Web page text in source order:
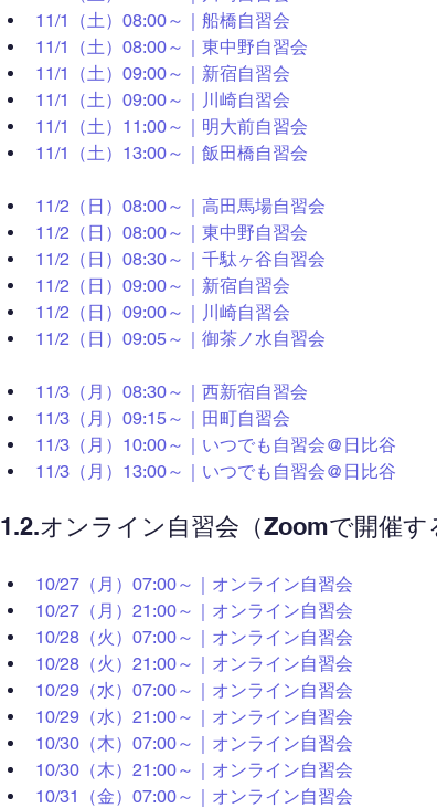
11/1（土）08:00～｜船橋自習会
11/1（土）08:00～｜東中野自習会
11/1（土）09:00～｜新宿自習会
11/1（土）09:00～｜川崎自習会
11/1（土）11:00～｜明大前自習会
11/1（土）13:00～｜飯田橋自習会
11/2（日）08:00～｜高田馬場自習会
11/2（日）08:00～｜東中野自習会
11/2（日）08:30～｜千駄ヶ谷自習会
11/2（日）09:00～｜新宿自習会
11/2（日）09:00～｜川崎自習会
11/2（日）09:05～｜御茶ノ水自習会
11/3（月）08:30～｜西新宿自習会
11/3（月）09:15～｜田町自習会
11/3（月）10:00～｜いつでも自習会@日比谷
11/3（月）13:00～｜いつでも自習会@日比谷
1.2.オンライン自習会（Zoomで開催す
10/27（月）07:00～｜オンライン自習会
10/27（月）21:00～｜オンライン自習会
10/28（火）07:00～｜オンライン自習会
10/28（火）21:00～｜オンライン自習会
10/29（水）07:00～｜オンライン自習会
10/29（水）21:00～｜オンライン自習会
10/30（木）07:00～｜オンライン自習会
10/30（木）21:00～｜オンライン自習会
10/31（金）07:00～｜オンライン自習会